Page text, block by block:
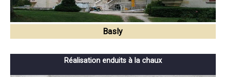
Basly
Réalisation enduits à la chaux